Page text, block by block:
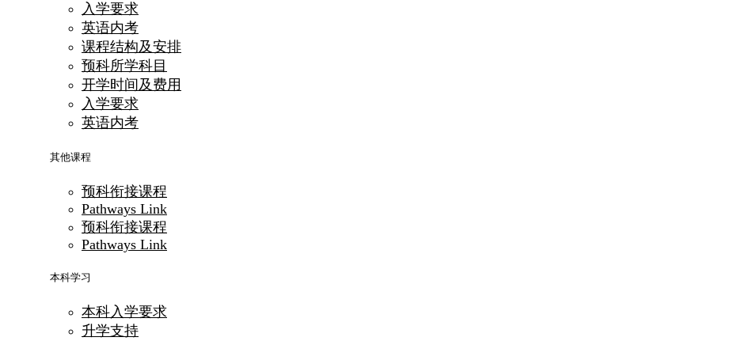
入学要求
英语内考
课程结构及安排
预科所学科目
开学时间及费用
入学要求
英语内考
其他课程
预科衔接课程
Pathways Link
预科衔接课程
Pathways Link
本科学习
本科入学要求
升学支持